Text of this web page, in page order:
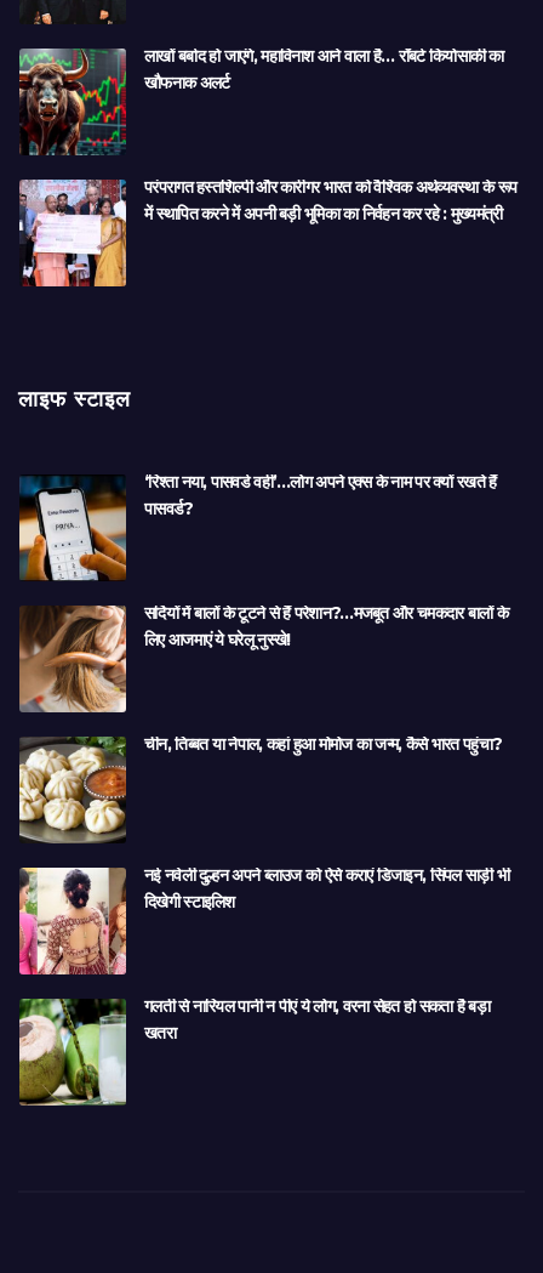
लाखों बर्बाद हो जाएंगे, महाविनाश आने वाला है… रॉबर्ट कियोसाकी का
खौफनाक अलर्ट
परंपरागत हस्तशिल्पी और कारीगर भारत को वैश्विक अर्थव्यवस्था के रूप
में स्थापित करने में अपनी बड़ी भूमिका का निर्वहन कर रहे : मुख्यमंत्री
लाइफ स्टाइल
‘रिश्ता नया, पासवर्ड वही’…लोग अपने एक्स के नाम पर क्यों रखते हैं
पासवर्ड?
सर्दियों में बालों के टूटने से हैं परेशान?…मजबूत और चमकदार बालों के
लिए आजमाएं ये घरेलू नुस्खे!
चीन, तिब्बत या नेपाल, कहां हुआ मोमोज का जन्म, कैसे भारत पहुंचा?
नई नवेली दुल्हन अपने ब्लाउज को ऐसे कराएं डिजाइन, सिंपल साड़ी भी
दिखेगी स्टाइलिश
गलती से नारियल पानी न पीएं ये लोग, वरना सेहत हो सकता है बड़ा
खतरा